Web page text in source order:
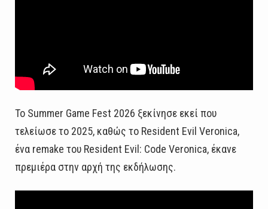
Το Summer Game Fest 2026 ξεκίνησε εκεί που
τελείωσε το 2025, καθώς το Resident Evil Veronica,
ένα remake του Resident Evil: Code Veronica, έκανε
πρεμιέρα στην αρχή της εκδήλωσης.